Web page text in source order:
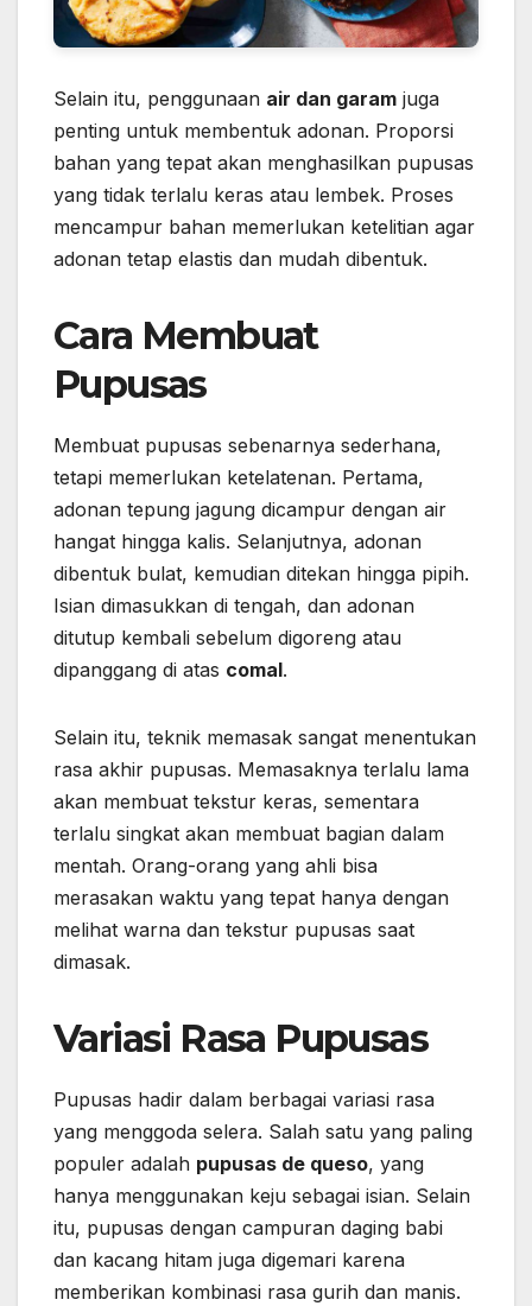
Selain itu, penggunaan air dan garam juga
penting untuk membentuk adonan. Proporsi
bahan yang tepat akan menghasilkan pupusas
yang tidak terlalu keras atau lembek. Proses
mencampur bahan memerlukan ketelitian agar
adonan tetap elastis dan mudah dibentuk.
Cara Membuat
Pupusas
Membuat pupusas sebenarnya sederhana,
tetapi memerlukan ketelatenan. Pertama,
adonan tepung jagung dicampur dengan air
hangat hingga kalis. Selanjutnya, adonan
dibentuk bulat, kemudian ditekan hingga pipih.
Isian dimasukkan di tengah, dan adonan
ditutup kembali sebelum digoreng atau
dipanggang di atas comal.
Selain itu, teknik memasak sangat menentukan
rasa akhir pupusas. Memasaknya terlalu lama
akan membuat tekstur keras, sementara
terlalu singkat akan membuat bagian dalam
mentah. Orang-orang yang ahli bisa
merasakan waktu yang tepat hanya dengan
melihat warna dan tekstur pupusas saat
dimasak.
Variasi Rasa Pupusas
Pupusas hadir dalam berbagai variasi rasa
yang menggoda selera. Salah satu yang paling
populer adalah pupusas de queso, yang
hanya menggunakan keju sebagai isian. Selain
itu, pupusas dengan campuran daging babi
dan kacang hitam juga digemari karena
memberikan kombinasi rasa gurih dan manis.